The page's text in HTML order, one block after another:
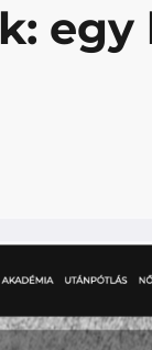
egy